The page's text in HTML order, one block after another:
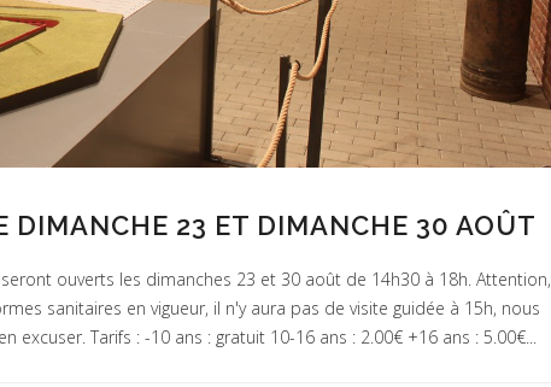
DIMANCHE 23 ET DIMANCHE 30 AOÛT
ouverts les dimanches 23 et 30 août de 14h30 à 18h. Attention,
sanitaires en vigueur, il n'y aura pas de visite guidée à 15h, nous
excuser. Tarifs : -10 ans : gratuit 10-16 ans : 2.00€ +16 ans : 5.00€...